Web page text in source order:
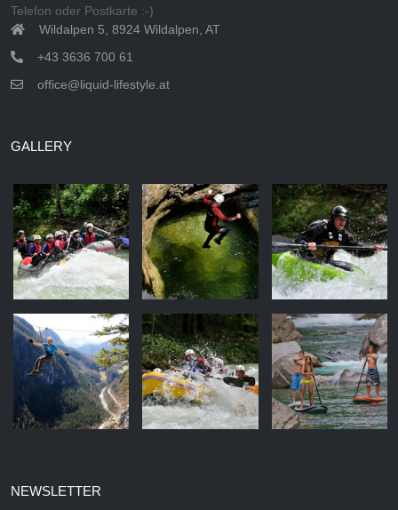
Telefon oder Postkarte :-)
Wildalpen 5, 8924 Wildalpen, AT
+43 3636 700 61
office@liquid-lifestyle.at
GALLERY
NEWSLETTER